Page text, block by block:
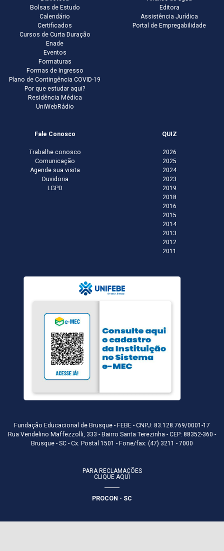
Bolsas de Estudo
Calendário
Certificados
Cursos de Curta Duração
Enade
Eventos
Formaturas
Formas de Ingresso
Plano de Contingência COVID-19
Por que estudar aqui?
Residência Médica
UniWebRádio
Editora
Assistência Jurídica
Portal de Empregabilidade
Fale Conosco
Trabalhe conosco
Comunicação
Agende sua visita
Ouvidoria
LGPD
QUIZ
2026
2025
2024
2023
2019
2018
2016
2015
2014
2013
2012
2011
Fundação Educacional de Brusque - FEBE - CNPJ: 83.128.769/0001-17
Rua Vendelino Maffezzolli, 333 - Bairro Santa Terezinha - CEP: 88352-360 -
Brusque - SC - Cx. Postal 1501 - Fone/fax: (47) 3211 - 7000
PARA RECLAMAÇÕES
CLIQUE AQUI
PROCON - SC